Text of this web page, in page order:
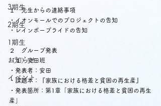
3期生
2期生
1期生
お知らせ
イベント
１　先生からの連絡事項
・イオンモールでのプロジェクトの告知
・レインボープライドの告知
２　グループ発表
（１）安田班
・発表者：安田
・課題本：『家族における格差と貧困の再生産』
・発表箇所：第1章「家族における格差と貧困の再生
産」